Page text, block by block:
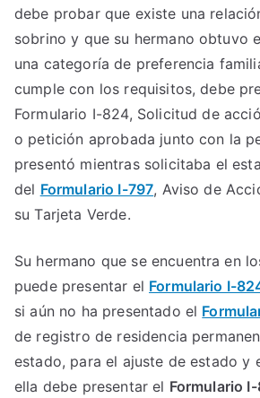
debe probar que existe una
sobrino y que su hermano obtuvo
una categoría de preferencia
cumple con los requisitos, debe
Formulario I-824, Solicitud de
o petición aprobada junto con la
presentó mientras solicitaba el
del Formulario I-797, Aviso de
su Tarjeta Verde.
Su hermano que se encuentra en
puede presentar el Formulario I-
si aún no ha presentado el
de registro de residencia
estado, para el ajuste de estado y
ella debe presentar el Formulario